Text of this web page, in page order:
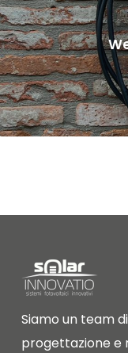
Siamo un team
progettazione e